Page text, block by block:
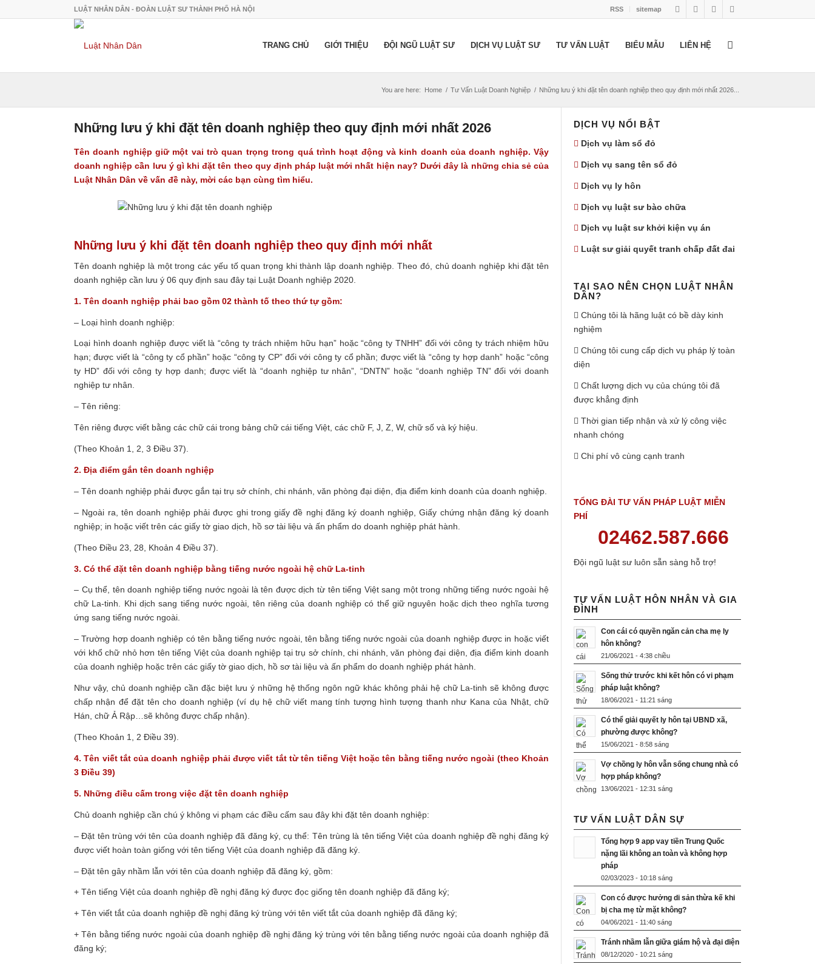
RSS sitemap
LUẬT NHÂN DÂN - ĐOÀN LUẬT SƯ THÀNH PHỐ HÀ NỘI
TRANG CHỦ GIỚI THIỆU ĐỘI NGŨ LUẬT SƯ DỊCH VỤ LUẬT SƯ TƯ VẤN LUẬT BIỂU MẪU LIÊN HỆ
You are here: Home / Tư Vấn Luật Doanh Nghiệp / Những lưu ý khi đặt tên doanh nghiệp theo quy định mới nhất 2026...
Những lưu ý khi đặt tên doanh nghiệp theo quy định mới nhất 2026
Tên doanh nghiệp giữ một vai trò quan trọng trong quá trình hoạt động và kinh doanh của doanh nghiệp. Vậy
doanh nghiệp cần lưu ý gì khi đặt tên theo quy định pháp luật mới nhất hiện nay? Dưới đây là những chia sẻ của
Luật Nhân Dân về vấn đề này, mời các bạn cùng tìm hiểu.
Những lưu ý khi đặt tên doanh nghiệp theo quy định mới nhất
Tên doanh nghiệp là một trong các yếu tố quan trọng khi thành lập doanh nghiệp. Theo đó, chủ doanh nghiệp khi đặt tên
doanh nghiệp cần lưu ý 06 quy định sau đây tại Luật Doanh nghiệp 2020.
1. Tên doanh nghiệp phải bao gồm 02 thành tố theo thứ tự gồm:
– Loại hình doanh nghiệp:
Loại hình doanh nghiệp được viết là “công ty trách nhiệm hữu hạn” hoặc “công ty TNHH” đối với công ty trách nhiệm hữu
hạn; được viết là “công ty cổ phần” hoặc “công ty CP” đối với công ty cổ phần; được viết là “công ty hợp danh” hoặc “công
ty HD” đối với công ty hợp danh; được viết là “doanh nghiệp tư nhân”, “DNTN” hoặc “doanh nghiệp TN” đối với doanh
nghiệp tư nhân.
– Tên riêng:
Tên riêng được viết bằng các chữ cái trong bảng chữ cái tiếng Việt, các chữ F, J, Z, W, chữ số và ký hiệu.
(Theo Khoản 1, 2, 3 Điều 37).
2. Địa điểm gắn tên doanh nghiệp
– Tên doanh nghiệp phải được gắn tại trụ sở chính, chi nhánh, văn phòng đại diện, địa điểm kinh doanh của doanh nghiệp.
– Ngoài ra, tên doanh nghiệp phải được ghi trong giấy đề nghị đăng ký doanh nghiệp, Giấy chứng nhận đăng ký doanh
nghiệp; in hoặc viết trên các giấy tờ giao dịch, hồ sơ tài liệu và ấn phẩm do doanh nghiệp phát hành.
(Theo Điều 23, 28, Khoản 4 Điều 37).
3. Có thể đặt tên doanh nghiệp bằng tiếng nước ngoài hệ chữ La-tinh
– Cụ thể, tên doanh nghiệp tiếng nước ngoài là tên được dịch từ tên tiếng Việt sang một trong những tiếng nước ngoài hệ
chữ La-tinh. Khi dịch sang tiếng nước ngoài, tên riêng của doanh nghiệp có thể giữ nguyên hoặc dịch theo nghĩa tương
ứng sang tiếng nước ngoài.
– Trường hợp doanh nghiệp có tên bằng tiếng nước ngoài, tên bằng tiếng nước ngoài của doanh nghiệp được in hoặc viết
với khổ chữ nhỏ hơn tên tiếng Việt của doanh nghiệp tại trụ sở chính, chi nhánh, văn phòng đại diện, địa điểm kinh doanh
của doanh nghiệp hoặc trên các giấy tờ giao dịch, hồ sơ tài liệu và ấn phẩm do doanh nghiệp phát hành.
Như vậy, chủ doanh nghiệp cần đặc biệt lưu ý những hệ thống ngôn ngữ khác không phải hệ chữ La-tinh sẽ không được
chấp nhận để đặt tên cho doanh nghiệp (ví dụ hệ chữ viết mang tính tượng hình tượng thanh như Kana của Nhật, chữ
Hán, chữ Ả Rập…sẽ không được chấp nhận).
(Theo Khoản 1, 2 Điều 39).
4. Tên viết tắt của doanh nghiệp phải được viết tắt từ tên tiếng Việt hoặc tên bằng tiếng nước ngoài (theo Khoản
3 Điều 39)
5. Những điều cấm trong việc đặt tên doanh nghiệp
Chủ doanh nghiệp cần chú ý không vi phạm các điều cấm sau đây khi đặt tên doanh nghiệp:
– Đặt tên trùng với tên của doanh nghiệp đã đăng ký, cụ thể: Tên trùng là tên tiếng Việt của doanh nghiệp đề nghị đăng ký
được viết hoàn toàn giống với tên tiếng Việt của doanh nghiệp đã đăng ký.
– Đặt tên gây nhầm lẫn với tên của doanh nghiệp đã đăng ký, gồm:
+ Tên tiếng Việt của doanh nghiệp đề nghị đăng ký được đọc giống tên doanh nghiệp đã đăng ký;
+ Tên viết tắt của doanh nghiệp đề nghị đăng ký trùng với tên viết tắt của doanh nghiệp đã đăng ký;
+ Tên bằng tiếng nước ngoài của doanh nghiệp đề nghị đăng ký trùng với tên bằng tiếng nước ngoài của doanh nghiệp đã
đăng ký;
DỊCH VỤ NỔI BẬT
Dịch vụ làm sổ đỏ
Dịch vụ sang tên sổ đỏ
Dịch vụ ly hôn
Dịch vụ luật sư bào chữa
Dịch vụ luật sư khởi kiện vụ án
Luật sư giải quyết tranh chấp đất đai
TẠI SAO NÊN CHỌN LUẬT NHÂN
DÂN?
Chúng tôi là hãng luật có bề dày kinh
nghiệm
Chúng tôi cung cấp dịch vụ pháp lý toàn
diện
Chất lượng dịch vụ của chúng tôi đã
được khẳng định
Thời gian tiếp nhận và xử lý công việc
nhanh chóng
Chi phí vô cùng cạnh tranh
TỔNG ĐÀI TƯ VẤN PHÁP LUẬT MIỄN
PHÍ
02462.587.666
Đội ngũ luật sư luôn sẵn sàng hỗ trợ!
TƯ VẤN LUẬT HÔN NHÂN VÀ GIA
ĐÌNH
Con cái có quyền ngăn cản cha mẹ ly
hôn không?
21/06/2021 - 4:38 chiều
Sống thử trước khi kết hôn có vi phạm
pháp luật không?
18/06/2021 - 11:21 sáng
Có thể giải quyết ly hôn tại UBND xã,
phường được không?
15/06/2021 - 8:58 sáng
Vợ chồng ly hôn vẫn sống chung nhà có
hợp pháp không?
13/06/2021 - 12:31 sáng
TƯ VẤN LUẬT DÂN SỰ
Tổng hợp 9 app vay tiền Trung Quốc
nặng lãi không an toàn và không hợp
pháp
02/03/2023 - 10:18 sáng
Con có được hưởng di sản thừa kế khi
bị cha mẹ từ mặt không?
04/06/2021 - 11:40 sáng
Tránh nhầm lẫn giữa giám hộ và đại diện
08/12/2020 - 10:21 sáng